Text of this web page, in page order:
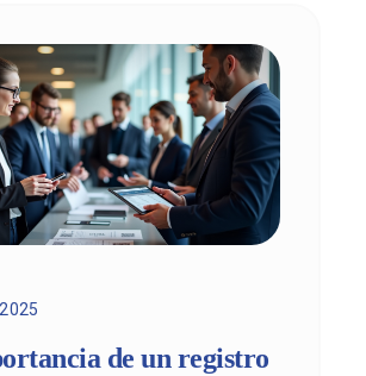
de un registro